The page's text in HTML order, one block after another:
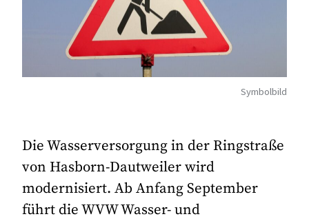
Symbolbild
Die Wasserversorgung in der Ringstraße
von Hasborn-Dautweiler wird
modernisiert. Ab Anfang September
führt die WVW Wasser- und